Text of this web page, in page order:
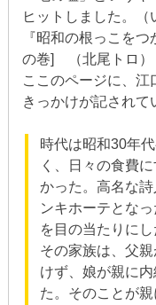
ヒットしました。（
『昭和の根っこを
の巻] （北尾トロ）
ここのページに、江
きっかけが記されて
時代は昭和30年
く、日々の食費
かった。高名な
ンキホーテとな
を目の当たりに
その家族は、父
けず、娘が親に
た。そのことが